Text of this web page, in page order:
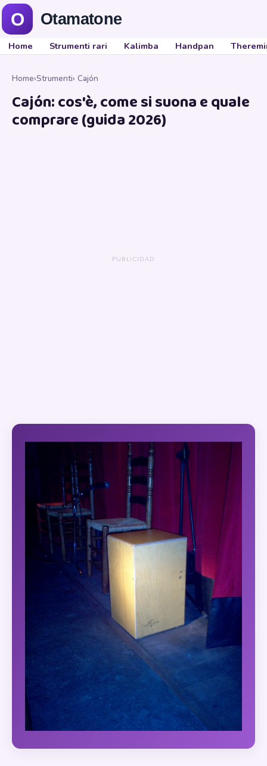
Home Strumenti rari Kalimba Handpan
Home›Strumenti› Cajón
Cajón: cos'è, come si suona e quale
comprare (guida 2026)